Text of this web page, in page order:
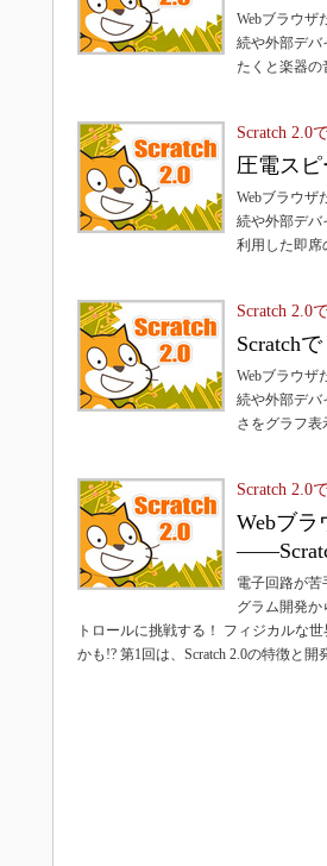
Webブラウザ
続や外部デバ
たくと楽器の
Scratch 2.0
圧電ス
Webブラウザ
続や外部デバ
利用した即席
Scratch 2.0
Scratch
Webブラウザ
続や外部デバ
さをグラフ表
Scratch 2.0
Webブ
電子回路が苦
グラム開発か
トロールに挑戦する！ フィジカルな
かも!? 第1回は、Scratch 2.0の特徴と開